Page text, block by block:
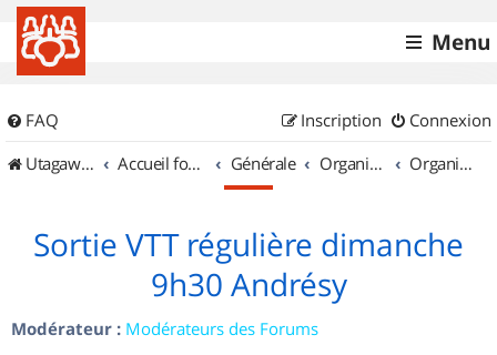
Menu
FAQ Connexion
Inscription
UtagawaVTT (Randos VTT et VTTAE avec traces GPS)
Accueil forum Générale Organisation de sorties & Recherche de partenaires Organisation de sorties en région Île de France
Sortie VTT régulière dimanche
9h30 Andrésy
Modérateur : Modérateurs des Forums